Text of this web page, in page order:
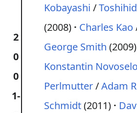
2
0
0
1-
Kobayashi /
(2008)
Charles Kao
George Smith (2009)
Konstantin
Perlmutter/Adam
Schmidt(2011)